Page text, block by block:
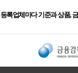
록업체마다 기준과 상품,